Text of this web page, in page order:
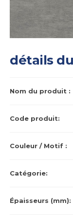
Light Grey Metal
détails
Nom du produit :
Code produit:
Couleur / Motif :
Catégorie:
Épaisseurs (mm):